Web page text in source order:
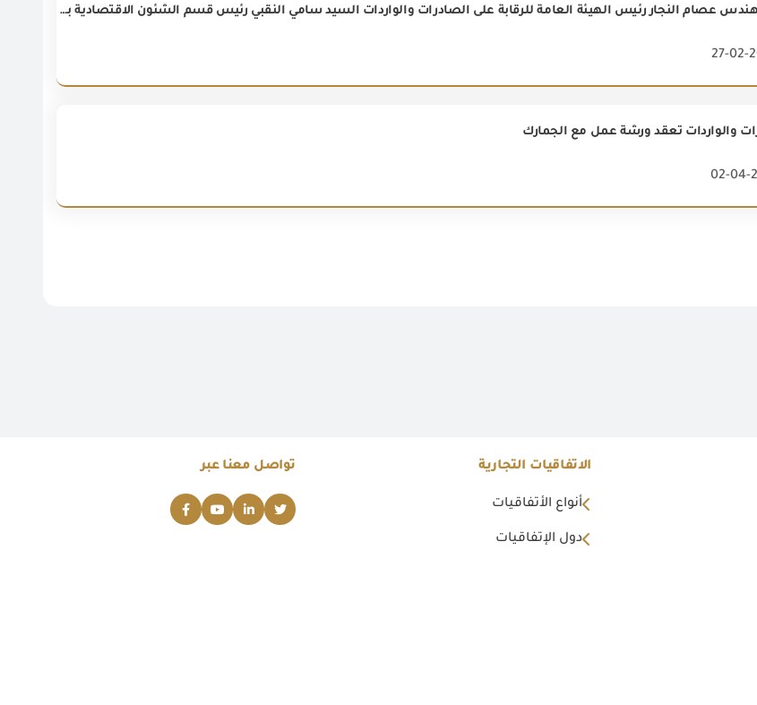
استقبل اليوم المهندس عصام النجار رئيس الهيئة العامة للرقابة على الصادرات والواردات السيد سامي النقبي رئيس قسم الشئون الاقتصادية بسفارة الإمارات العربية المتحدة فى مقر الهيئة بالمطار
والواردات تعقد ورشة عمل مع الجمارك
الاتفاقيات التجارية
أنواع الأتفاقيات
دول الإتفاقيات
تواصل معنا عبر